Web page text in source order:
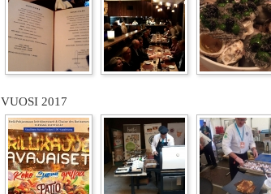
VUOSI 2017